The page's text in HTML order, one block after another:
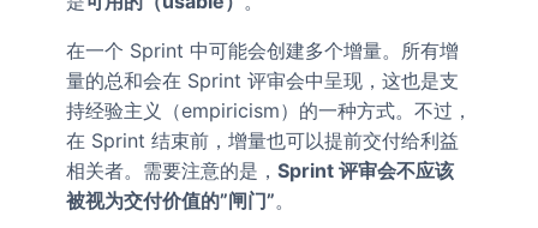
在一个 Sprint 中可能会创建多个增量。所有增
量的总和会在 Sprint 评审会中呈现，这也是支
持经验主义（empiricism）的一种方式。不过，
在 Sprint 结束前，增量也可以提前交付给利益
相关者。需要注意的是， Sprint 评审会不应该
被视为交付价值的”闸门”。